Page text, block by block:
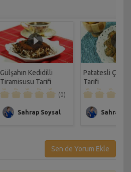
Gülşahın Kedidilli
Tiramisusu Tarifi
(0)
Sahrap Soysal
Patatesli Çıtır
Tarifi
Sahrap
Sen de Yorum Ekle